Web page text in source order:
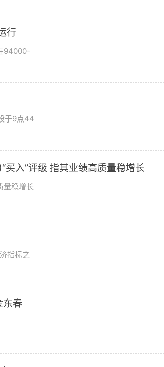
行
94000-
于9点44
入”评级 指其业绩高质量稳增长
量稳增长
指标之
东春